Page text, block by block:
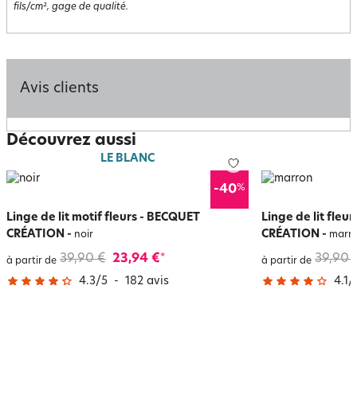
fils/cm², gage de qualité.
Avis clients
Découvrez aussi
LE BLANC
-40%
Linge de lit motif fleurs - BECQUET
CRÉATION - noir
à partir de 39,90 € 23,94 €*
4.3/5 - 182 avis
Linge de lit
CRÉATION -
à partir de 39,90
4.1/